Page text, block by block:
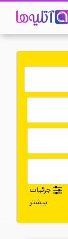
جزئیات
بیشتر